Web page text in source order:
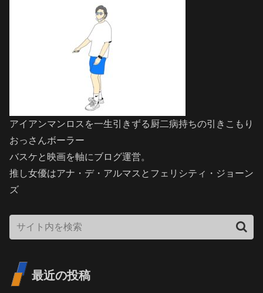
アイアンマンロスを一生引きずる厨二病持ちの引きこもり
おっさんボーラー
バスケと映画を軸にブログ運営。
推し女優はアナ・デ・アルマスとフェリシティ・ジョーン
ズ
最近の投稿